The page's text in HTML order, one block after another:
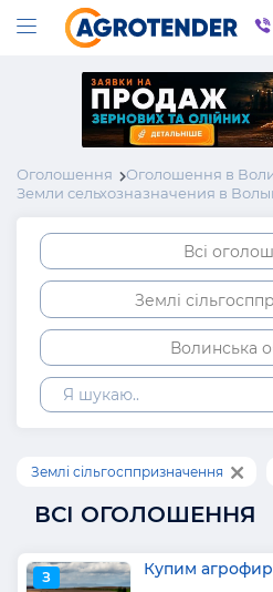
Оголошення
Оголошення в
Земли сельхозназначения в
Всі
Землі
Волинська
Землі сільгосппризначення
ВСІ ОГОЛОШЕННЯ
З Купим